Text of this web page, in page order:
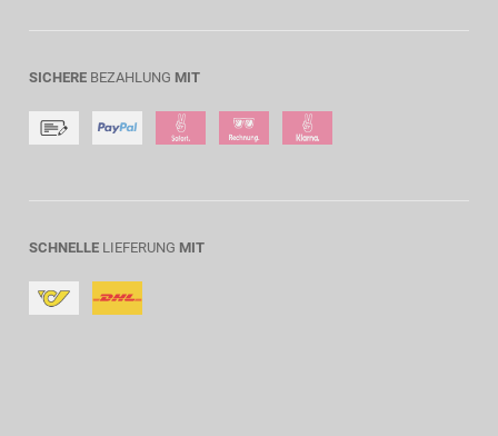
SICHERE BEZAHLUNG MIT
SCHNELLE LIEFERUNG MIT